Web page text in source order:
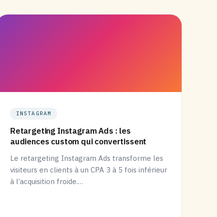
INSTAGRAM
Retargeting Instagram Ads : les
audiences custom qui convertissent
Le retargeting Instagram Ads transforme les
visiteurs en clients à un CPA 3 à 5 fois inférieur
à l’acquisition froide.…